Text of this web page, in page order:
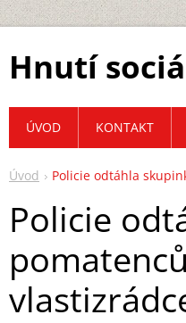
Hnutí
Úvod Policie odtáhla
Policie
ÚVOD KONTAKT